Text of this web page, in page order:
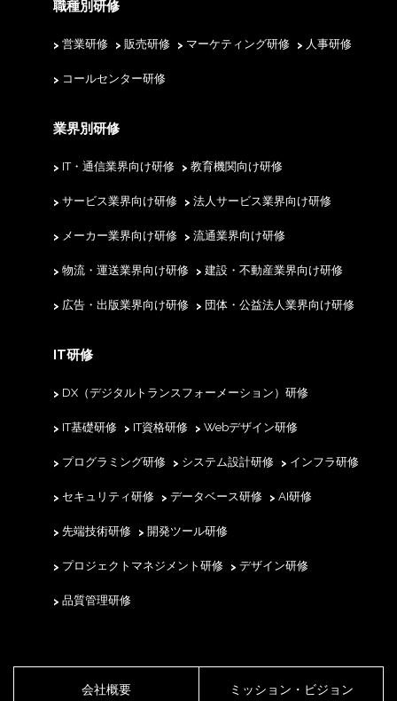
職種別研修
営業研修 販売研修 マーケティング研修 人事研修
コールセンター研修
業界別研修
IT・通信業界向け研修 教育機関向け研修
サービス業界向け研修 法人サービス業界向け研修
メーカー業界向け研修 流通業界向け研修
物流・運送業界向け研修 建設・不動産業界向け研修
広告・出版業界向け研修 団体・公益法人業界向け研修
IT研修
DX（デジタルトランスフォーメーション）研修
IT基礎研修 IT資格研修 Webデザイン研修
プログラミング研修 システム設計研修 インフラ研修
セキュリティ研修 データベース研修 AI研修
先端技術研修 開発ツール研修
プロジェクトマネジメント研修 デザイン研修
品質管理研修
会社概要 ミッション・ビジョン